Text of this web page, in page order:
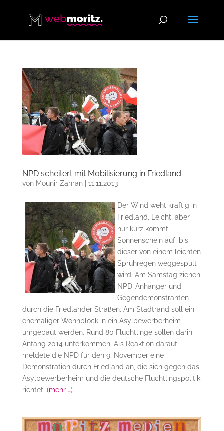
NPD scheitert mit Mobilisierung in Friedland
von Mounir Zahran| 11.11.2013
Der Wind weht kräftig in
Friedland. Leicht, aber
nur kurz kommt
Sonnenschein auf, bis
dieser von einem leichten
Sprühregen weggespült
wird. Am Samstag ziehen
NPD-Anhänger und
Gegendemonstranten
durch die Friedländer Straßen. Am Stadtrand soll ein
ehemaliger Wohnblock in ein Asylbewerberheim
umgebaut werden. Rund 80 Flüchtlinge sollen darin
Anfang 2014 unterkommen. Als Reaktion darauf
meldete die NPD für den 9. November eine
Demonstration durch Friedland an, die sich gegen das
Asylbewerberheim und die deutsche Flüchtlingspolitik
richtet. (mehr …)